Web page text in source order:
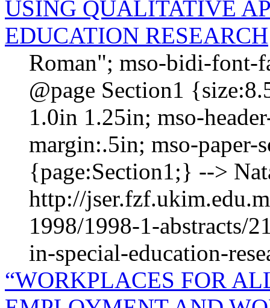
USING QUALITATIVE
EDUCATION RESEARCH
Roman"; mso-bidi-
@page Section1
1.0in 1.25in; mso-
margin:.5in; mso-paper-
{page:Section1;} -->
http://
1998/1998-1-abstracts/
in-special-education-
“WORKPLACES FOR